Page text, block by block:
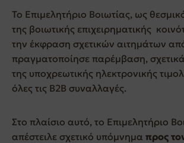
Το Επιμελητήριο Βοιωτίας, ως
της βοιωτικής επιχειρηματικής
την έκφραση σχετικών αιτημάτων
πραγματοποίησε παρέμβαση,
της υποχρεωτικής ηλεκτρονικής
όλες τις B2B συναλλαγές.
Στο πλαίσιο αυτό, το Επιμελητήριο
απέστειλε σχετικό υπόμνημα προς